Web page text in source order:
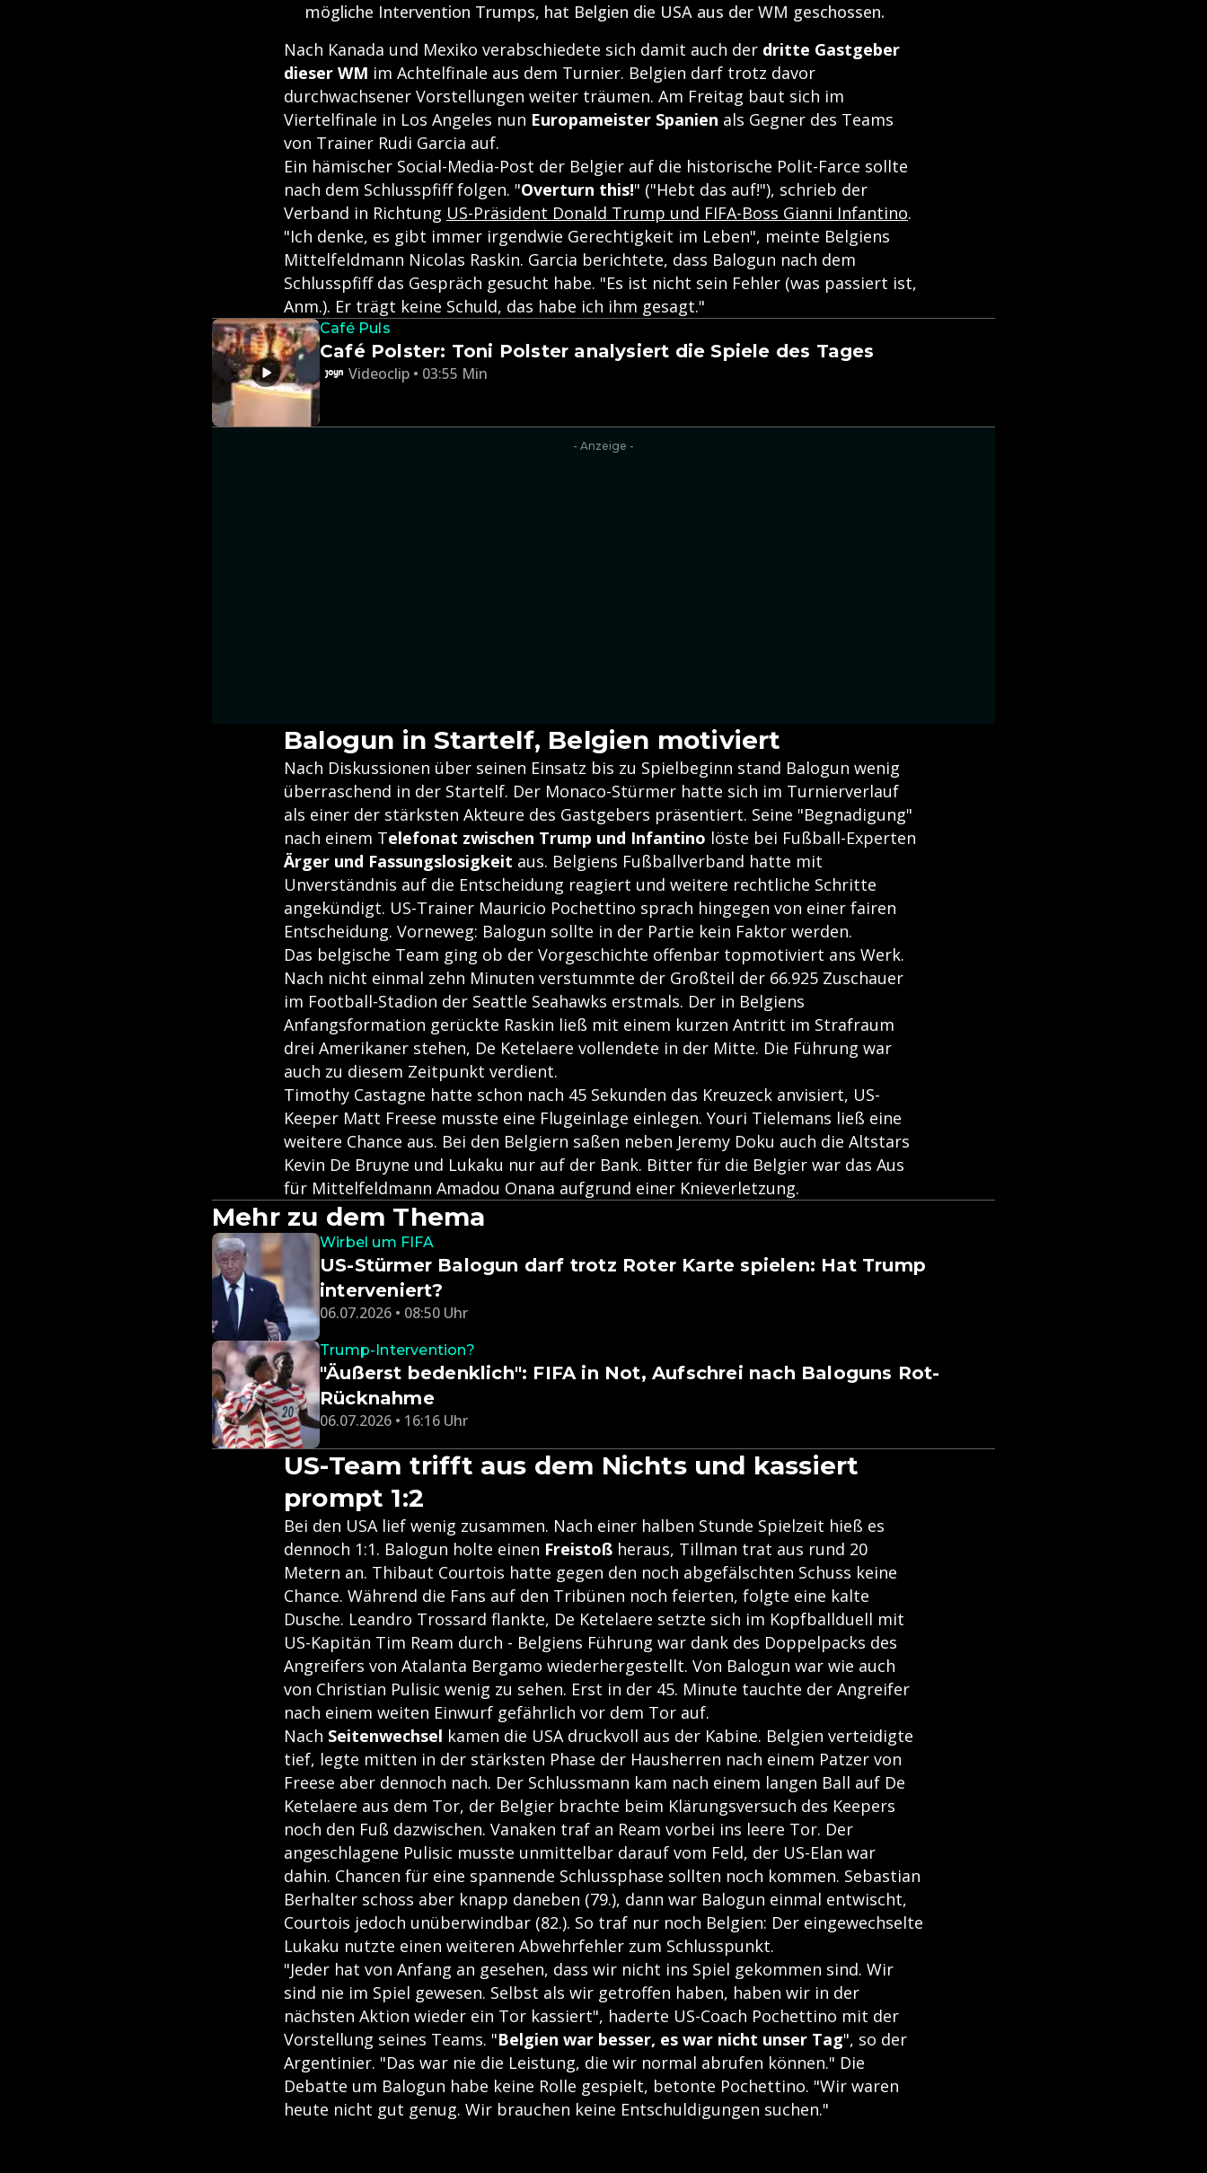
mögliche Intervention Trumps, hat Belgien die USA aus der WM geschossen.
Nach Kanada und Mexiko verabschiedete sich damit auch der dritte Gastgeber
dieser WM im Achtelfinale aus dem Turnier. Belgien darf trotz davor
durchwachsener Vorstellungen weiter träumen. Am Freitag baut sich im
Viertelfinale in Los Angeles nun Europameister Spanien als Gegner des Teams
von Trainer Rudi Garcia auf.
Ein hämischer Social-Media-Post der Belgier auf die historische Polit-Farce sollte
nach dem Schlusspfiff folgen. "Overturn this!" ("Hebt das auf!"), schrieb der
Verband in Richtung US-Präsident Donald Trump und FIFA-Boss Gianni Infantino.
"Ich denke, es gibt immer irgendwie Gerechtigkeit im Leben", meinte Belgiens
Mittelfeldmann Nicolas Raskin. Garcia berichtete, dass Balogun nach dem
Schlusspfiff das Gespräch gesucht habe. "Es ist nicht sein Fehler (was passiert ist,
Anm.). Er trägt keine Schuld, das habe ich ihm gesagt."
Café Puls
Café Polster: Toni Polster analysiert die Spiele des Tages
Videoclip • 03:55 Min
- Anzeige -
Balogun in Startelf, Belgien motiviert
Nach Diskussionen über seinen Einsatz bis zu Spielbeginn stand Balogun wenig
überraschend in der Startelf. Der Monaco-Stürmer hatte sich im Turnierverlauf
als einer der stärksten Akteure des Gastgebers präsentiert. Seine "Begnadigung"
nach einem Telefonat zwischen Trump und Infantino löste bei Fußball-Experten
Ärger und Fassungslosigkeit aus. Belgiens Fußballverband hatte mit
Unverständnis auf die Entscheidung reagiert und weitere rechtliche Schritte
angekündigt. US-Trainer Mauricio Pochettino sprach hingegen von einer fairen
Entscheidung. Vorneweg: Balogun sollte in der Partie kein Faktor werden.
Das belgische Team ging ob der Vorgeschichte offenbar topmotiviert ans Werk.
Nach nicht einmal zehn Minuten verstummte der Großteil der 66.925 Zuschauer
im Football-Stadion der Seattle Seahawks erstmals. Der in Belgiens
Anfangsformation gerückte Raskin ließ mit einem kurzen Antritt im Strafraum
drei Amerikaner stehen, De Ketelaere vollendete in der Mitte. Die Führung war
auch zu diesem Zeitpunkt verdient.
Timothy Castagne hatte schon nach 45 Sekunden das Kreuzeck anvisiert, US-
Keeper Matt Freese musste eine Flugeinlage einlegen. Youri Tielemans ließ eine
weitere Chance aus. Bei den Belgiern saßen neben Jeremy Doku auch die Altstars
Kevin De Bruyne und Lukaku nur auf der Bank. Bitter für die Belgier war das Aus
für Mittelfeldmann Amadou Onana aufgrund einer Knieverletzung.
Mehr zu dem Thema
Wirbel um FIFA
US-Stürmer Balogun darf trotz Roter Karte spielen: Hat Trump
interveniert?
06.07.2026 • 08:50 Uhr
Trump-Intervention?
"Äußerst bedenklich": FIFA in Not, Aufschrei nach Baloguns Rot-
Rücknahme
06.07.2026 • 16:16 Uhr
US-Team trifft aus dem Nichts und kassiert
prompt 1:2
Bei den USA lief wenig zusammen. Nach einer halben Stunde Spielzeit hieß es
dennoch 1:1. Balogun holte einen Freistoß heraus, Tillman trat aus rund 20
Metern an. Thibaut Courtois hatte gegen den noch abgefälschten Schuss keine
Chance. Während die Fans auf den Tribünen noch feierten, folgte eine kalte
Dusche. Leandro Trossard flankte, De Ketelaere setzte sich im Kopfballduell mit
US-Kapitän Tim Ream durch - Belgiens Führung war dank des Doppelpacks des
Angreifers von Atalanta Bergamo wiederhergestellt. Von Balogun war wie auch
von Christian Pulisic wenig zu sehen. Erst in der 45. Minute tauchte der Angreifer
nach einem weiten Einwurf gefährlich vor dem Tor auf.
Nach Seitenwechsel kamen die USA druckvoll aus der Kabine. Belgien verteidigte
tief, legte mitten in der stärksten Phase der Hausherren nach einem Patzer von
Freese aber dennoch nach. Der Schlussmann kam nach einem langen Ball auf De
Ketelaere aus dem Tor, der Belgier brachte beim Klärungsversuch des Keepers
noch den Fuß dazwischen. Vanaken traf an Ream vorbei ins leere Tor. Der
angeschlagene Pulisic musste unmittelbar darauf vom Feld, der US-Elan war
dahin. Chancen für eine spannende Schlussphase sollten noch kommen. Sebastian
Berhalter schoss aber knapp daneben (79.), dann war Balogun einmal entwischt,
Courtois jedoch unüberwindbar (82.). So traf nur noch Belgien: Der eingewechselte
Lukaku nutzte einen weiteren Abwehrfehler zum Schlusspunkt.
"Jeder hat von Anfang an gesehen, dass wir nicht ins Spiel gekommen sind. Wir
sind nie im Spiel gewesen. Selbst als wir getroffen haben, haben wir in der
nächsten Aktion wieder ein Tor kassiert", haderte US-Coach Pochettino mit der
Vorstellung seines Teams. "Belgien war besser, es war nicht unser Tag", so der
Argentinier. "Das war nie die Leistung, die wir normal abrufen können." Die
Debatte um Balogun habe keine Rolle gespielt, betonte Pochettino. "Wir waren
heute nicht gut genug. Wir brauchen keine Entschuldigungen suchen."